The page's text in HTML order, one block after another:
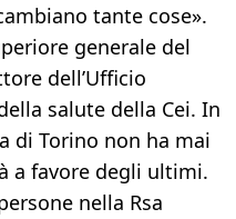
tante cose».
generale del
dell’Ufficio
salute della Cei. In
di Torino non ha mai
a favore degli ultimi.
nella Rsa